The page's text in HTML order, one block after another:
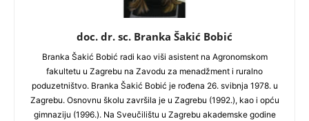
doc. dr. sc. Branka Šakić Bobić
Branka Šakić Bobić radi kao viši asistent na Agronomskom
fakultetu u Zagrebu na Zavodu za menadžment i ruralno
poduzetništvo. Branka Šakić Bobić je rođena 26. svibnja 1978. u
Zagrebu. Osnovnu školu završila je u Zagrebu (1992.), kao i opću
gimnaziju (1996.). Na Sveučilištu u Zagrebu akademske godine